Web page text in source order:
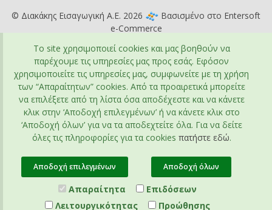
© Διακάκης Εισαγωγική Α.Ε. 2026 Βασισμένο στο Entersoft
e-Commerce
To site χρησιμοποιεί cookies και μας βοηθούν να
παρέχουμε τις υπηρεσίες μας προς εσάς. Εφόσον
χρησιμοποιείτε τις υπηρεσίες μας, συμφωνείτε με τη χρήση
των “Απαραίτητων” cookies. Από τα προαιρετικά μπορείτε
να επιλέξετε από τη λίστα όσα αποδέχεστε και να κάνετε
κλικ στην ‘Αποδοχή επιλεγμένων’ ή να κάνετε κλικ στο
‘Αποδοχή όλων’ για να τα αποδεχτείτε όλα. Για να δείτε
όλες τις πληροφορίες για τα cookies πατήστε εδώ.
Αποδοχή επιλεγμένων Αποδοχή όλων
Απαραίτητα
Επιδόσεων
Λειτουργικότητας
Προώθησης